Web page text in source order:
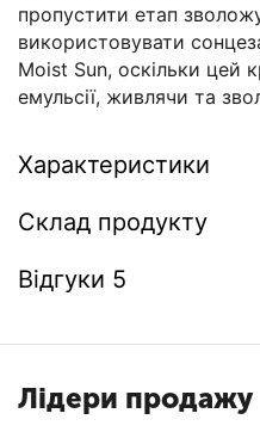
пропустити етап
використовувати
Moist Sun, оскільки цей
емульсії, живлячи та
Характеристики
Склад продукту
Відгуки 5
Лідери продажу